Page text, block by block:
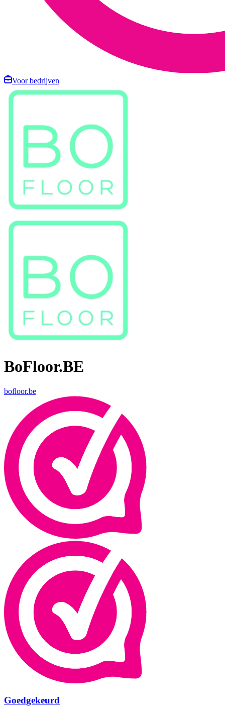
Voor bedrijven
BoFloor.BE
bofloor.be
Goedgekeurd